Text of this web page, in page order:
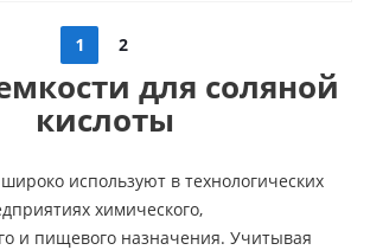
1 2
для соляной
кислоты
используют в технологических
химического,
и пищевого назначения. Учитывая